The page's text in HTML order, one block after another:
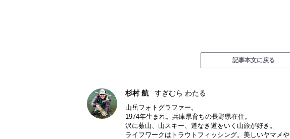
記事本文に戻る
杉村 航 すぎむら わたる
山岳フォトグラファー。
1974年生まれ。兵庫県育ちの長野県在住。
沢に薮山、山スキー、道なき道をいく山旅が好き。
ライフワークはトラウトフィッシング。美しいヤマメや